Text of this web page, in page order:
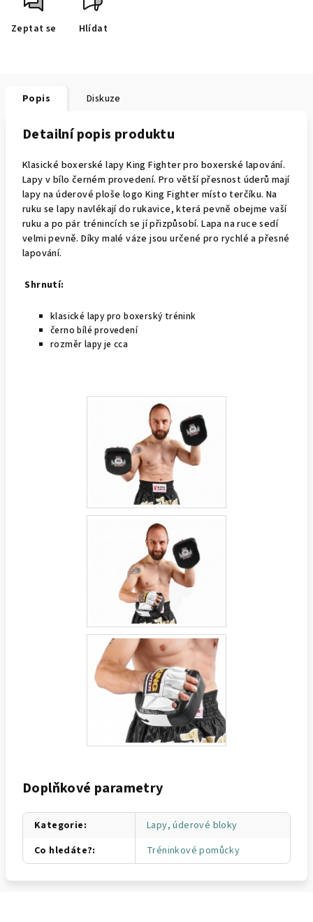
Zeptat se Hlídat
Popis Diskuze
Detailní popis produktu
Klasické boxerské lapy King Fighter pro boxerské lapování.
Lapy v bílo černém provedení. Pro větší přesnost úderů mají
lapy na úderové ploše logo King Fighter místo terčíku. Na
ruku se lapy navlékají do rukavice, která pevně obejme vaší
ruku a po pár trénincích se jí přizpůsobí. Lapa na ruce sedí
velmi pevně. Díky malé váze jsou určené pro rychlé a přesné
lapování.
Shrnutí:
klasické lapy pro boxerský trénink
černo bílé provedení
rozměr lapy je cca
Doplňkové parametry
Kategorie:
Lapy, úderové bloky
Co hledáte?: Tréninkové pomůcky